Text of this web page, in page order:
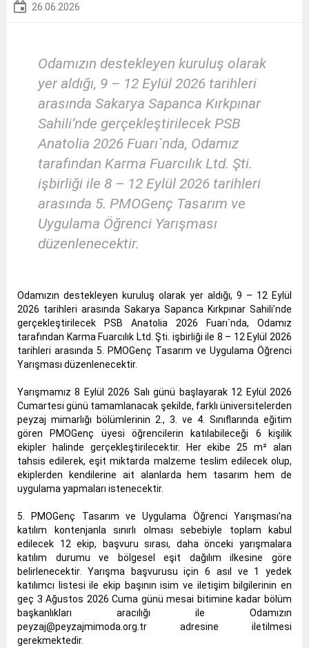
26.06.2026
Odamızın destekleyen kuruluş olarak
yer aldığı, 9 – 12 Eylül 2026 tarihleri
arasında Sakarya Sapanca Kırkpınar
Sahili’nde gerçekleştirilecek PSB
Anatolia 2026 Fuarı`nda, Odamız
tarafından Karma Fuarcılık Ltd. Şti.
işbirliği ile 8 – 12 Eylül 2026 tarihleri
arasında 5. PMOGenç Tasarım ve
Uygulama Öğrenci Yarışması
düzenlenecektir.
Odamızın destekleyen kuruluş olarak yer aldığı, 9 – 12 Eylül
2026 tarihleri arasında Sakarya Sapanca Kırkpınar Sahili’nde
gerçekleştirilecek PSB Anatolia 2026 Fuarı`nda, Odamız
tarafından Karma Fuarcılık Ltd. Şti. işbirliği ile 8 – 12 Eylül 2026
tarihleri arasında 5. PMOGenç Tasarım ve Uygulama Öğrenci
Yarışması düzenlenecektir.
Yarışmamız 8 Eylül 2026 Salı günü başlayarak 12 Eylül 2026
Cumartesi günü tamamlanacak şekilde, farklı üniversitelerden
peyzaj mimarlığı bölümlerinin 2., 3. ve 4. Sınıflarında eğitim
gören PMOGenç üyesi öğrencilerin katılabileceği 6 kişilik
ekipler halinde gerçekleştirilecektir. Her ekibe 25 m² alan
tahsis edilerek, eşit miktarda malzeme teslim edilecek olup,
ekiplerden kendilerine ait alanlarda hem tasarım hem de
uygulama yapmaları istenecektir.
5. PMOGenç Tasarım ve Uygulama Öğrenci Yarışması’na
katılım kontenjanla sınırlı olması sebebiyle toplam kabul
edilecek 12 ekip, başvuru sırası, daha önceki yarışmalara
katılım durumu ve bölgesel eşit dağılım ilkesine göre
belirlenecektir. Yarışma başvurusu için 6 asıl ve 1 yedek
katılımcı listesi ile ekip başının isim ve iletişim bilgilerinin en
geç 3 Ağustos 2026 Cuma günü mesai bitimine kadar bölüm
başkanlıkları aracılığı ile Odamızın
peyzaj@peyzajmimoda.org.tr adresine iletilmesi
gerekmektedir.